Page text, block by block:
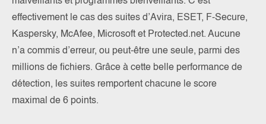
effectivement le cas des suites d’Avira, ESET, F-Secure,
Kaspersky, McAfee, Microsoft et Protected.net. Aucune
n’a commis d’erreur, ou peut-être une seule, parmi des
millions de fichiers. Grâce à cette belle performance de
détection, les suites remportent chacune le score
maximal de 6 points.